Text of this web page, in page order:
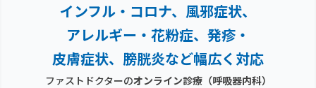
インフル・コロナ、風邪症状、
アレルギー・花粉症、 発疹・
皮膚症状、膀胱炎など幅広く対応
ファストドクターのオンライン診療（呼吸器内科）